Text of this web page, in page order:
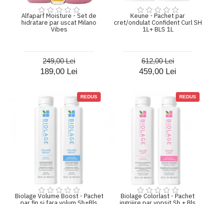
Alfaparf Moisture - Set de
hidratare par uscat Milano
Vibes
189,00 Lei
249,00 Lei
Keune - Pachet par
cret/ondulat Confident Curl SH
1L+ BLS 1L
459,00 Lei
612,00 Lei
REDUS
Biolage Volume Boost - Pachet
REDUS
Biolage Colorlast - Pachet